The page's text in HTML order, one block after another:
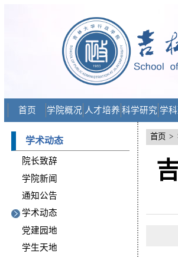
首页 学院概况 人才培养 科学研究 学
学术动态
院长致辞
学院新闻
通知公告
学术动态
党建园地
学生天地
首页 >